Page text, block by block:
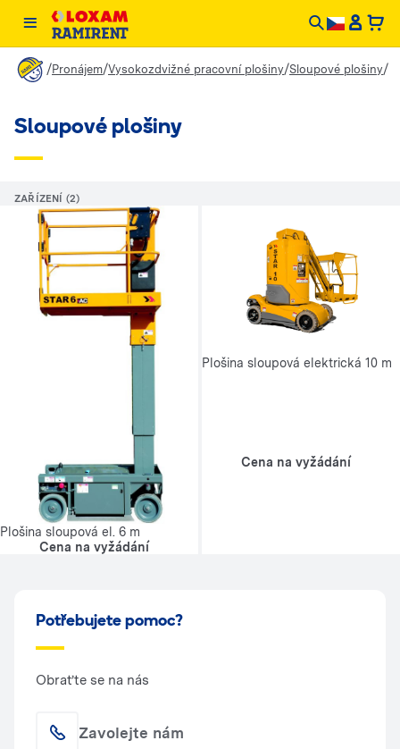
/Pronájem/Vysokozdvižné pracovní plošiny/Sloupové plošiny/
Sloupové plošiny
ZAŘÍZENÍ (2)
Plošina sloupová el. 6 m
Cena na vyžádání
Plošina sloupová elektrická 10 m
Cena na vyžádání
Potřebujete pomoc?
Obraťte se na nás
Zavolejte nám